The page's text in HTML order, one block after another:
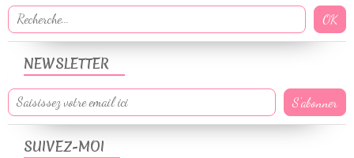
NEWSLETTER
SUIVEZ-MOI